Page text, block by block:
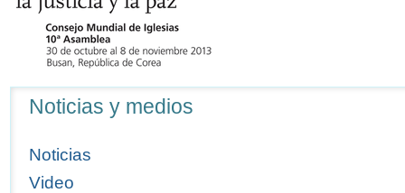
Noticias y medios
Noticias
Video